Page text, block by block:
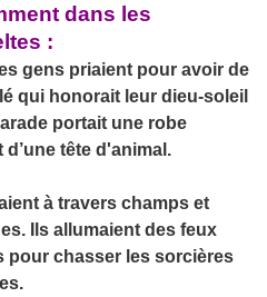
dans les
:
gens priaient pour avoir de
qui honorait leur dieu-soleil
portait une robe
tête d'animal.
à travers champs et
Ils allumaient des feux
pour chasser les sorcières